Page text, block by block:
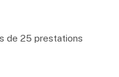
de 25 prestations